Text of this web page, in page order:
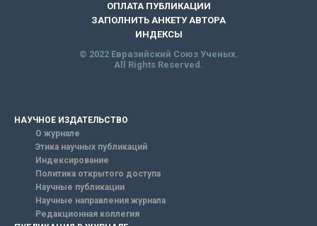
ОПЛАТА ПУБЛИКАЦИИ
ЗАПОЛНИТЬ АНКЕТУ АВТОРА
ИНДЕКСЫ
© 2022 Евразийский Союз Ученых.
All Rights Reserved.
НАУЧНОЕ ИЗДАТЕЛЬСТВО
О журнале
Этика научных публикаций
Индексирование
Политика открытого доступа
Научные публикации
Научные направления журнала
Редакционная коллегия